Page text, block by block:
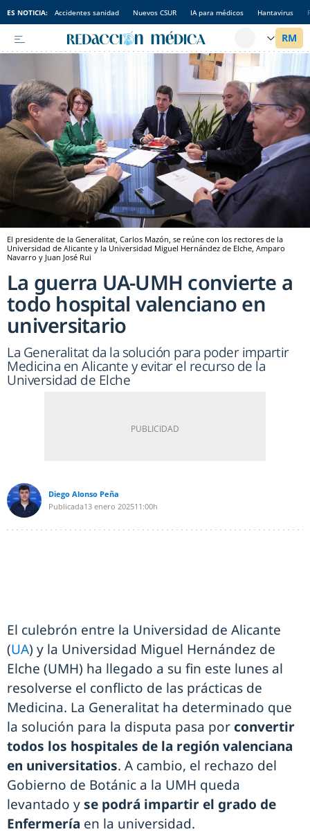
ES NOTICIA: Accidentes sanidad Nuevos CSUR IA para médicos Hantavirus
El presidente de la Generalitat, Carlos Mazón, se reúne con los rectores de la
Universidad de Alicante y la Universidad Miguel Hernández de Elche, Amparo
Navarro y Juan José Rui
La guerra UA-UMH convierte a
todo hospital valenciano en
universitario
La Generalitat da la solución para poder impartir
Medicina en Alicante y evitar el recurso de la
Universidad de Elche
Diego Alonso Peña
Publicada13 enero 202511:00h
El culebrón entre la Universidad de Alicante
(UA) y la Universidad Miguel Hernández de
Elche (UMH) ha llegado a su fin este lunes al
resolverse el conflicto de las prácticas de
Medicina. La Generalitat ha determinado que
la solución para la disputa pasa por convertir
todos los hospitales de la región valenciana
en universitatios. A cambio, el rechazo del
Gobierno de Botánic a la UMH queda
levantado yse podrá impartir el grado de
Enfermería en la universidad.